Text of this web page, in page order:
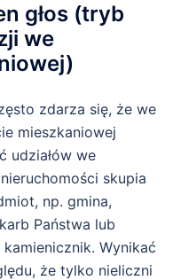
głos (tryb
we
zdarza się, że we
mieszkaniowej
udziałów we
skupia
np. gmina,
Państwa lub
Wynikać
że tylko nieliczni